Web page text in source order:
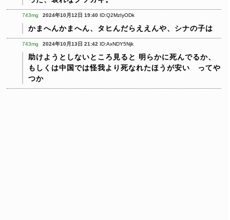
743mg 2024年10月12日 19:40 ID:Q2MzIyODk
かまへんかまへん、タヒんだらええんや、シナの子は
743mg 2024年10月13日 21:42 ID:AxNDY5Njk
助けようとしないところ見ると 明らかに死んでるか、
もしくは中国では怪我より死なれたほうが安い ってや
つか